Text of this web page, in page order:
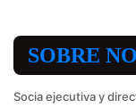
SOBRE
Socia ejecutiva y